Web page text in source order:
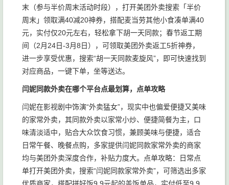
末（参与半价周末活动时段），打开美团外卖搜索「半价
周末」领取满40减20神券，搭配麦当劳其他小食凑单满40
元，实付仅20元左右，轻松拿下胡一天同款；春节返工期
间（2月24日-3月8日），可领取美团外卖返工5折神券，
进一步享受优惠，搜索“胡一天同款麦旋风”，即可快速找到
对应商品，一键下单，坐等送达。
闫妮同款外卖在哪个平台点最划算，点单攻略
闫妮在影视剧中饰演“外卖猛女”，现实中也偏爱便捷又美味
的家常外卖，其同款外卖以家常小炒、便捷简餐为主，口
味清淡适中，贴合大众饮食习惯，兼顾美味与便捷，适合
日常午餐、晚餐点购，多家提供闫妮同款家常外卖的商家
均与美团外卖深度合作，补贴力度大。点单攻略：日常点
单打开美团外卖，搜索“闫妮同款家常外卖”，可筛选出多家